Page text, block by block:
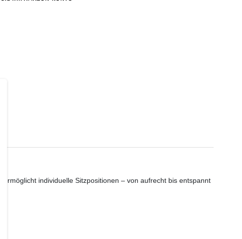
ermöglicht individuelle Sitzpositionen – von aufrecht bis entspannt